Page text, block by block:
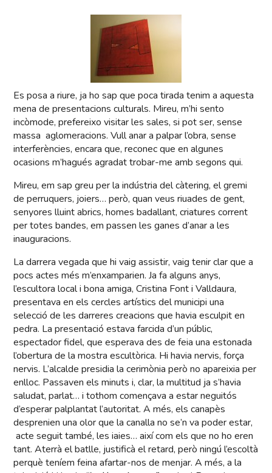
Es posa a riure, ja ho sap que poca tirada tenim a aquesta
mena de presentacions culturals. Mireu, m’hi sento
incòmode, prefereixo visitar les sales, si pot ser, sense
massa aglomeracions. Vull anar a palpar l’obra, sense
interferències, encara que, reconec que en algunes
ocasions m’hagués agradat trobar-me amb segons qui.
Mireu, em sap greu per la indústria del càtering, el gremi
de perruquers, joiers… però, quan veus riuades de gent,
senyores lluint abrics, homes badallant, criatures corrent
per totes bandes, em passen les ganes d’anar a les
inauguracions.
La darrera vegada que hi vaig assistir, vaig tenir clar que a
pocs actes més m’enxamparien. Ja fa alguns anys,
l’escultora local i bona amiga, Cristina Font i Valldaura,
presentava en els cercles artístics del municipi una
selecció de les darreres creacions que havia esculpit en
pedra. La presentació estava farcida d’un públic,
espectador fidel, que esperava des de feia una estonada
l’obertura de la mostra escultòrica. Hi havia nervis, força
nervis. L’alcalde presidia la cerimònia però no apareixia per
enlloc. Passaven els minuts i, clar, la multitud ja s’havia
saludat, parlat… i tothom començava a estar neguitós
d’esperar palplantat l’autoritat. A més, els canapès
desprenien una olor que la canalla no se’n va poder estar,
acte seguit també, les iaies… així com els que no ho eren
tant. Aterrà el batlle, justificà el retard, però ningú l’escoltà
perquè teníem feina afartar-nos de menjar. A més, a la